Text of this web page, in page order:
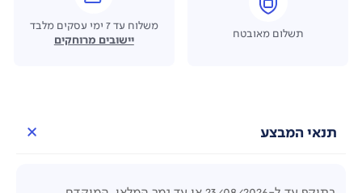
תשלום מאובטח
משלוח עד 7 ימי עסקים מלבד
יישובים מרוחקים
תנאי המבצע